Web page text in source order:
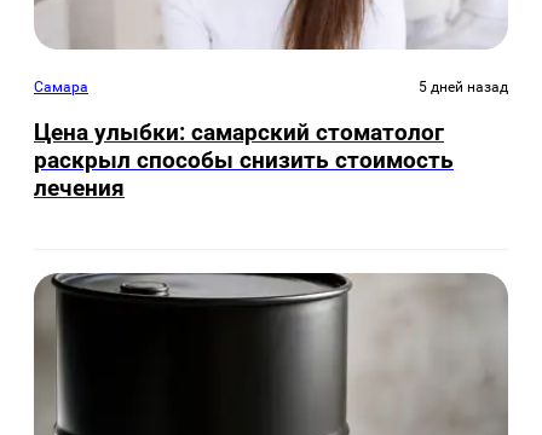
Самара 5 дней назад
Цена улыбки: самарский стоматолог
раскрыл способы снизить стоимость
лечения